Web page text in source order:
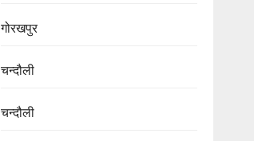
गोरखपुर
चन्दौली
चन्दौली